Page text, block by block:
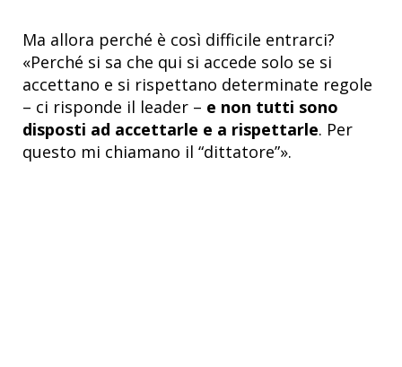
Ma allora perché è così difficile entrarci?
«Perché si sa che qui si accede solo se si
accettano e si rispettano determinate regole
– ci risponde il leader – e non tutti sono
disposti ad accettarle e a rispettarle. Per
questo mi chiamano il “dittatore”».